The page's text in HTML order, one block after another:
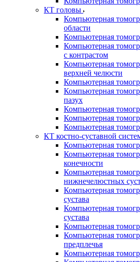
КТ головы
Компьютерная
области
Компьютерная
Компьютерная
с контрастом
Компьютерная
верхней челюсти
Компьютерная
Компьютерная
пазух
Компьютерная
Компьютерная
Компьютерная
КТ костно-суставной
Компьютерная
Компьютерная
конечности
Компьютерная
нижнечелюстных
Компьютерная
сустава
Компьютерная
сустава
Компьютерная
Компьютерная
предплечья
Компьютерная